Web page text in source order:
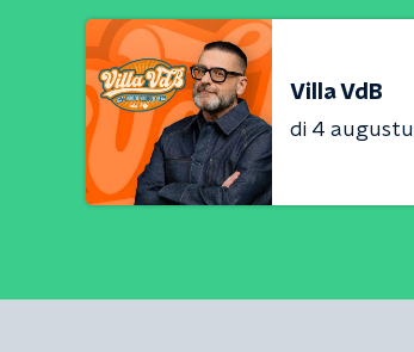
Villa VdB
di 4